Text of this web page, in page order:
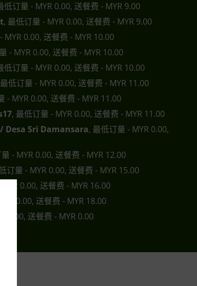
低订量 - MYR 0.00, 送餐费 - MYR 9.00
, 最低订量 - MYR 0.00, 送餐费 - MYR 9.00
MYR 0.00, 送餐费 - MYR 10.00
- MYR 0.00, 送餐费 - MYR 10.00
低订量 - MYR 0.00, 送餐费 - MYR 10.00
低订量 - MYR 0.00, 送餐费 - MYR 11.00
- MYR 0.00, 送餐费 - MYR 11.00
, 最低订量 - MYR 0.00, 送餐费 - MYR 11.00
Sri Damansara, 最低订量 - MYR 0.00,
- MYR 0.00, 送餐费 - MYR 12.00
订量 - MYR 0.00, 送餐费 - MYR 15.00
MYR 0.00, 送餐费 - MYR 16.00
0.00, 送餐费 - MYR 18.00
15.00, 送餐费 - MYR 0.00